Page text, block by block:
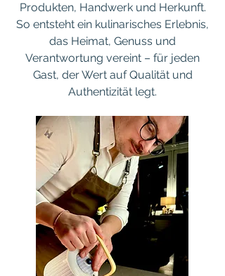
Produkten, Handwerk und Herkunft.
So entsteht ein kulinarisches Erlebnis,
das Heimat, Genuss und
Verantwortung vereint – für jeden
Gast, der Wert auf Qualität und
Authentizität legt.